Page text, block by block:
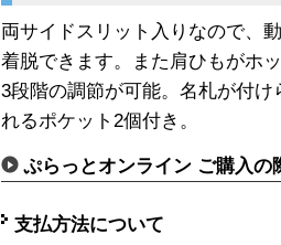
両サイドスリット入りなので、
着脱できます。また肩ひもがホ
3段階の調節が可能。名札が付
れるポケット2個付き。
ぷらっとオンライン ご購入の
支払方法について